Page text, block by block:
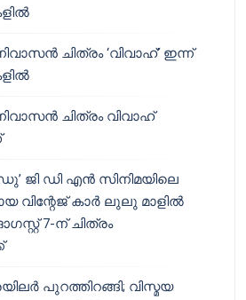
ചിത്രം ‘വിവാഹ്’ ഇന്ന്
ചിത്രം വിവാഹ്
ജി ഡി എൻ സിനിമയിലെ
വിന്റേജ് കാർ ലുലു മാളിൽ
7-ന് ചിത്രം
പുറത്തിറങ്ങി; വിസ്മയ